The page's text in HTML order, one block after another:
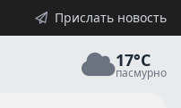
Прислать новость
17°C
пасмурно